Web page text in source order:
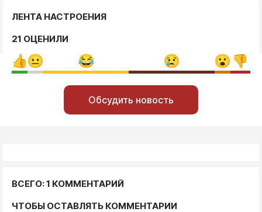
ЛЕНТА НАСТРОЕНИЯ
21 ОЦЕНИЛИ
Обсудить новость
ВСЕГО: 1 КОММЕНТАРИЙ
ЧТОБЫ ОСТАВЛЯТЬ КОММЕНТАРИИ